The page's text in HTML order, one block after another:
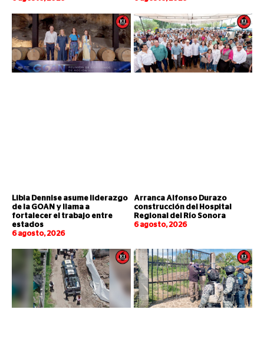
Libia Dennise asume liderazgo
de la GOAN y llama a
fortalecer el trabajo entre
estados
6 agosto, 2026
Arranca Alfonso Durazo
construcción del Hospital
Regional del Río Sonora
6 agosto, 2026